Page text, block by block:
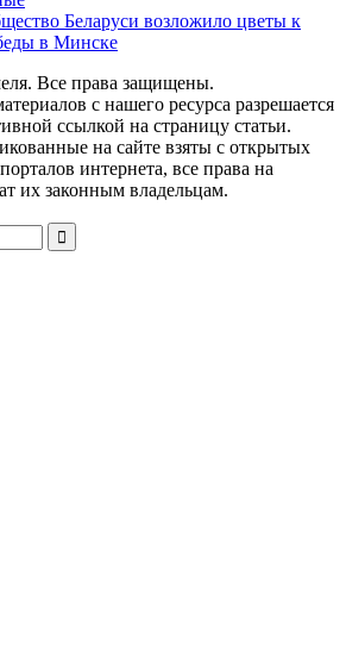
Беларуси возложило цветы к
в Минске
Все права защищены.
с нашего ресурса разрешается
ссылкой на страницу статьи.
на сайте взяты с открытых
интернета, все права на
их законным владельцам.